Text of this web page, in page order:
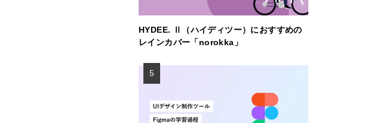
HYDEE. Ⅱ（ハイディツー）におすすめの
レインカバー「norokka」